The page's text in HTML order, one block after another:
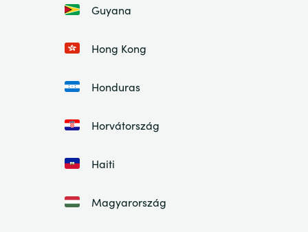
Guyana
Hong Kong
Honduras
Horvátország
Haiti
Magyarország